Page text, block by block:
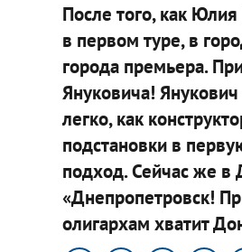
После того, как
в первом туре, в
города премьера.
Януковича!
легко, как
подстановки в
подход. Сейчас же в
«Днепропетровск!
олигархам хватит